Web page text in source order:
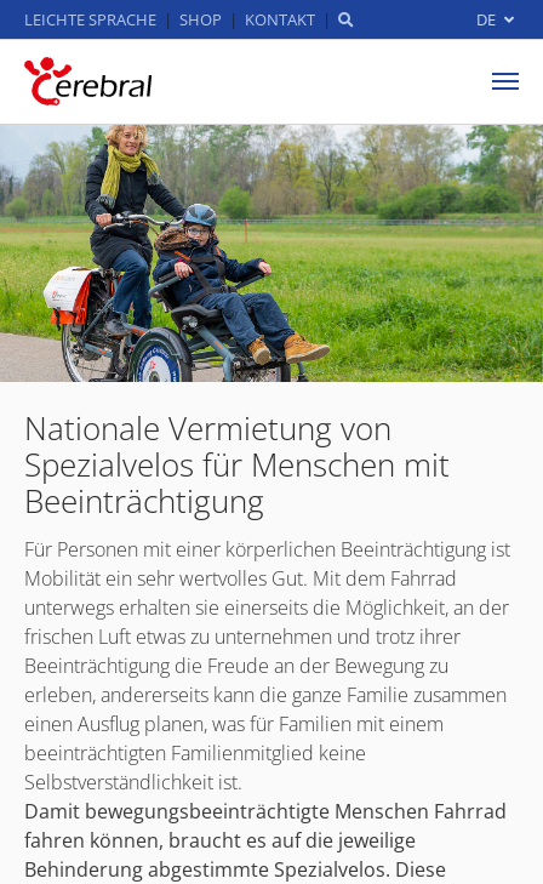
Zum Hauptinhalt springen
LEICHTE SPRACHE SHOP KONTAKT DE
Nationale Vermietung von
Spezialvelos für Menschen mit
Beeinträchtigung
Für Personen mit einer körperlichen Beeinträchtigung ist
Mobilität ein sehr wertvolles Gut. Mit dem Fahrrad
unterwegs erhalten sie einerseits die Möglichkeit, an der
frischen Luft etwas zu unternehmen und trotz ihrer
Beeinträchtigung die Freude an der Bewegung zu
erleben, andererseits kann die ganze Familie zusammen
einen Ausflug planen, was für Familien mit einem
beeinträchtigten Familienmitglied keine
Selbstverständlichkeit ist.
Damit bewegungsbeeinträchtigte Menschen Fahrrad
fahren können, braucht es auf die jeweilige
Behinderung abgestimmte Spezialvelos. Diese